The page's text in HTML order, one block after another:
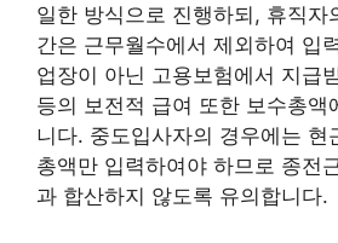
일한 방식으로 진행하되, 휴직자
간은 근무월수에서 제외하여 입
업장이 아닌 고용보험에서 지급
등의 보전적 급여 또한 보수총액
니다. 중도입사자의 경우에는 현
총액만 입력하여야 하므로 종전
과 합산하지 않도록 유의합니다.